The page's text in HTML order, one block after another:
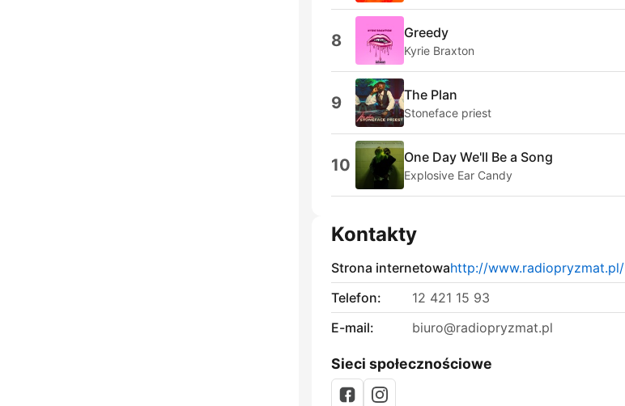
8 Greedy
Kyrie Braxton
9 The Plan
Stoneface priest
10 One Day We'll Be a Song
Explosive Ear Candy
Kontakty
Strona internetowahttp://www.radiopryzmat.pl/
Telefon:
12 421 15 93
E-mail:
biuro@radiopryzmat.pl
Sieci społecznościowe